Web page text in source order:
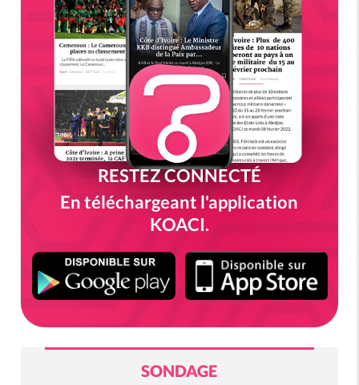
RESTEZ CONNECTÉ
En téléchargeant l'application
KOACI.
SONDAGE